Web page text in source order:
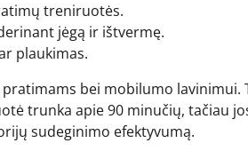
treniruotės.
jėgą ir ištvermę.
plaukimas.
bei mobilumo
trunka apie 90 minučių, tačiau
sudeginimo efektyvumą.